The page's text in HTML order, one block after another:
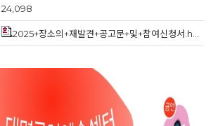
24,098
2025+장소의+재발견+공고문+및+참여신청서.hwp